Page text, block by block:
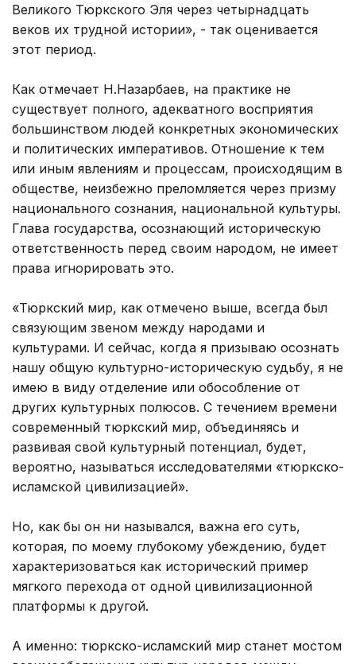
Великого Тюркского Эля через четырнадцать
веков их трудной истории», - так оценивается
этот период.
Как отмечает Н.Назарбаев, на практике не
существует полного, адекватного восприятия
большинством людей конкретных экономических
и политических императивов. Отношение к тем
или иным явлениям и процессам, происходящим в
обществе, неизбежно преломляется через призму
национального сознания, национальной культуры.
Глава государства, осознающий историческую
ответственность перед своим народом, не имеет
права игнорировать это.
«Тюркский мир, как отмечено выше, всегда был
связующим звеном между народами и
культурами. И сейчас, когда я призываю осознать
нашу общую культурно-историческую судьбу, я не
имею в виду отделение или обособление от
других культурных полюсов. С течением времени
современный тюркский мир, объединяясь и
развивая свой культурный потенциал, будет,
вероятно, называться исследователями «тюркско-
исламской цивилизацией».
Но, как бы он ни назывался, важна его суть,
которая, по моему глубокому убеждению, будет
характеризоваться как исторический пример
мягкого перехода от одной цивилизационной
платформы к другой.
А именно: тюркско-исламский мир станет мостом